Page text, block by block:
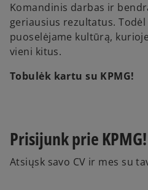
Komandinis darbas ir
geriausius rezultatus.
puoselėjame kultūrą,
vieni kitus.
Tobulėk kartu su KPMG!
Prisijunk prie KPMG!
Atsiųsk savo CV ir mes su